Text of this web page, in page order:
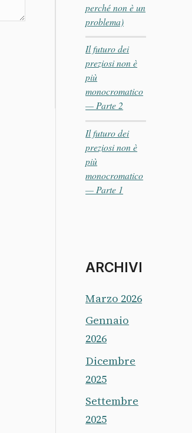
perché non è un
problema)
Il futuro dei
preziosi non è
più
monocromatico
— Parte 2
Il futuro dei
preziosi non è
più
monocromatico
— Parte 1
ARCHIVI
Marzo 2026
Gennaio
2026
Dicembre
2025
Settembre
2025